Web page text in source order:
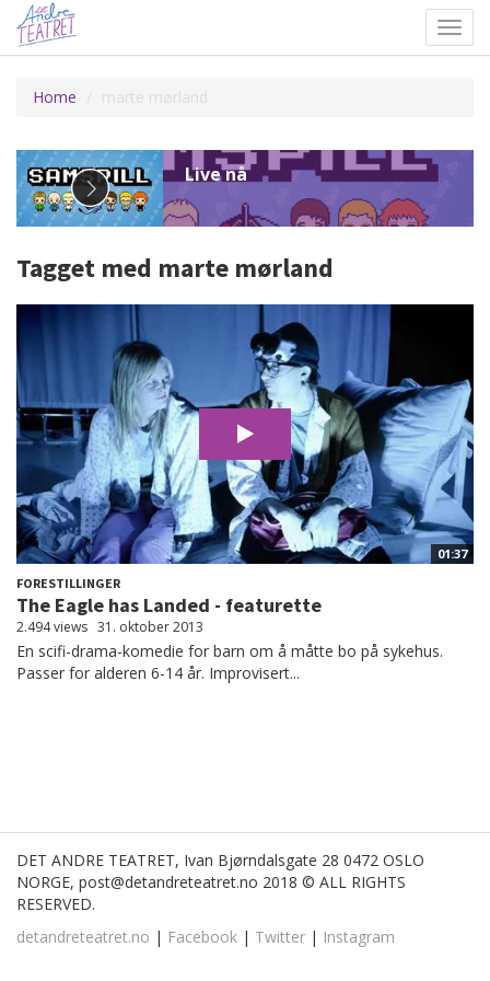
Home marte mørland
Tagget med marte mørland
01:37
FORESTILLINGER
The Eagle has Landed - featurette
2.494 views 31. oktober 2013
En scifi-drama-komedie for barn om å måtte bo på sykehus.
Passer for alderen 6-14 år. Improvisert...
DET ANDRE TEATRET, Ivan Bjørndalsgate 28 0472 OSLO
NORGE, post@detandreteatret.no 2018 © ALL RIGHTS
RESERVED.
detandreteatret.no | Facebook | Twitter | Instagram